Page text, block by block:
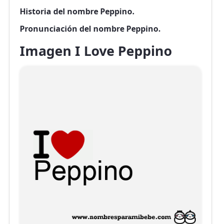
Historia del nombre Peppino.
Pronunciación del nombre Peppino.
Imagen I Love Peppino